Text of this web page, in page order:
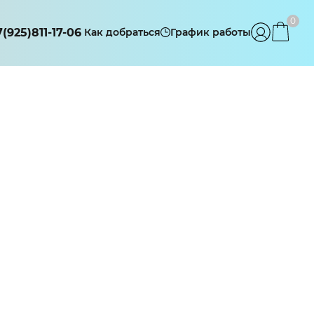
17-06 Как добраться График работы
0